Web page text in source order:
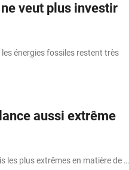
veut plus investir
énergies fossiles restent très
aussi extrême
les plus extrêmes en matière de …